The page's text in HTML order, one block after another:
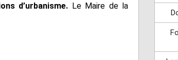
d’urbanisme. Le Maire de la